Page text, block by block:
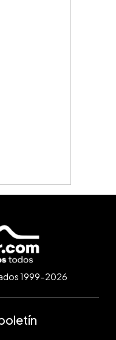
1999-2026